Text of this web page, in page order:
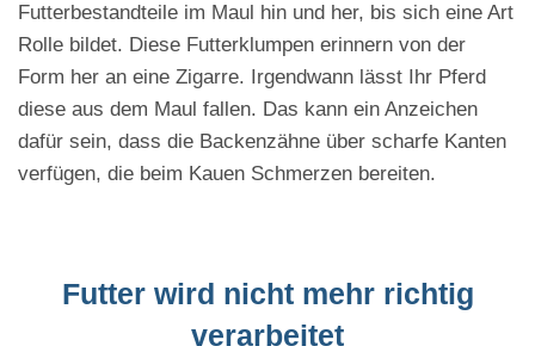
Futterbestandteile im Maul hin und her, bis sich eine Art
Rolle bildet. Diese Futterklumpen erinnern von der
Form her an eine Zigarre. Irgendwann lässt Ihr Pferd
diese aus dem Maul fallen. Das kann ein Anzeichen
dafür sein, dass die Backenzähne über scharfe Kanten
verfügen, die beim Kauen Schmerzen bereiten.
Futter wird nicht mehr richtig
verarbeitet